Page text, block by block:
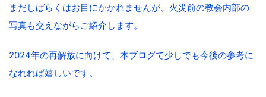
まだしばらくはお目にかかれませんが、火災前の教会内部の
写真も交えながらご紹介します。
2024年の再解放に向けて、本ブログで少しでも今後の参考に
なれれば嬉しいです。